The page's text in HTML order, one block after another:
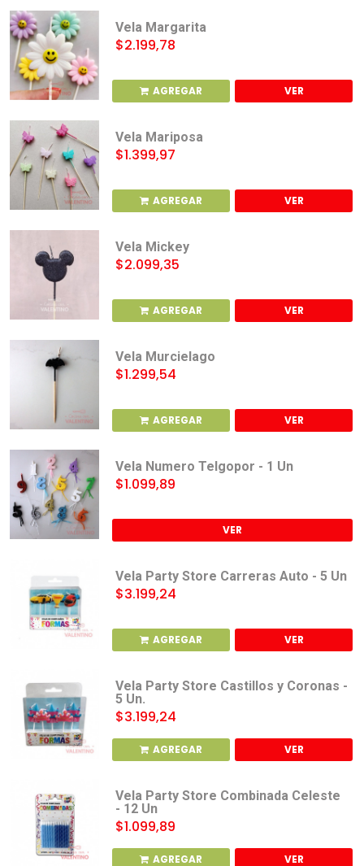
Vela Margarita
$2.199,78
AGREGAR VER
Vela Mariposa
$1.399,97
AGREGAR VER
Vela Mickey
$2.099,35
AGREGAR VER
Vela Murcielago
$1.299,54
AGREGAR VER
Vela Numero Telgopor - 1 Un
$1.099,89
VER
Vela Party Store Carreras Auto - 5 Un
$3.199,24
AGREGAR VER
Vela Party Store Castillos y Coronas -
5 Un.
$3.199,24
AGREGAR VER
Vela Party Store Combinada Celeste
- 12 Un
$1.099,89
AGREGAR VER